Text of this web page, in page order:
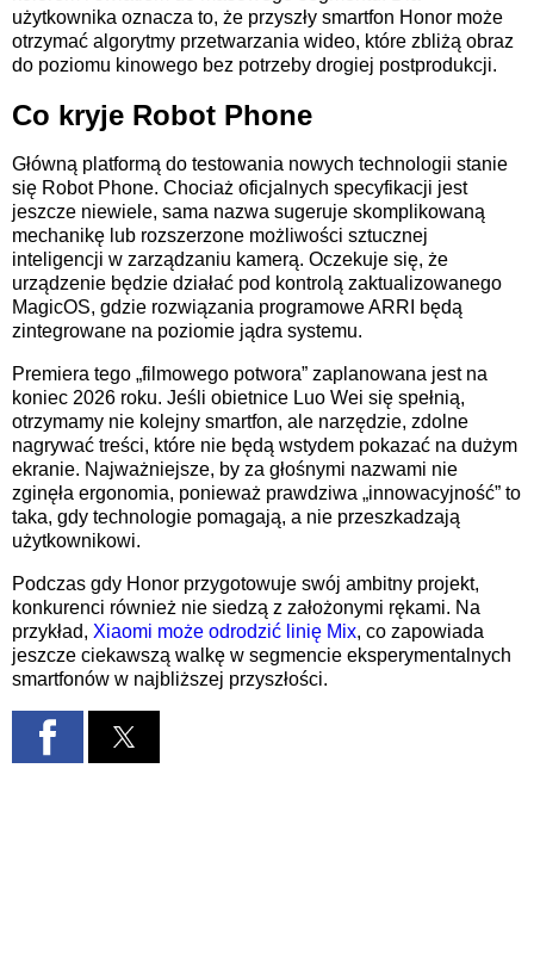
użytkownika oznacza to, że przyszły smartfon Honor może
otrzymać algorytmy przetwarzania wideo, które zbliżą obraz
do poziomu kinowego bez potrzeby drogiej postprodukcji.
Co kryje Robot Phone
Główną platformą do testowania nowych technologii stanie
się Robot Phone. Chociaż oficjalnych specyfikacji jest
jeszcze niewiele, sama nazwa sugeruje skomplikowaną
mechanikę lub rozszerzone możliwości sztucznej
inteligencji w zarządzaniu kamerą. Oczekuje się, że
urządzenie będzie działać pod kontrolą zaktualizowanego
MagicOS, gdzie rozwiązania programowe ARRI będą
zintegrowane na poziomie jądra systemu.
Premiera tego „filmowego potwora” zaplanowana jest na
koniec 2026 roku. Jeśli obietnice Luo Wei się spełnią,
otrzymamy nie kolejny smartfon, ale narzędzie, zdolne
nagrywać treści, które nie będą wstydem pokazać na dużym
ekranie. Najważniejsze, by za głośnymi nazwami nie
zginęła ergonomia, ponieważ prawdziwa „innowacyjność” to
taka, gdy technologie pomagają, a nie przeszkadzają
użytkownikowi.
Podczas gdy Honor przygotowuje swój ambitny projekt,
konkurenci również nie siedzą z założonymi rękami. Na
przykład, Xiaomi może odrodzić linię Mix, co zapowiada
jeszcze ciekawszą walkę w segmencie eksperymentalnych
smartfonów w najbliższej przyszłości.